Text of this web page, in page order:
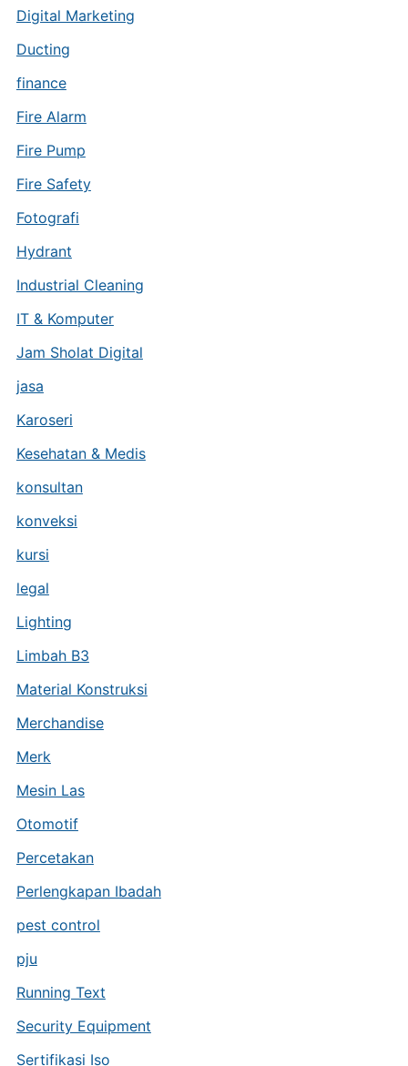
Digital Marketing
Ducting
finance
Fire Alarm
Fire Pump
Fire Safety
Fotografi
Hydrant
Industrial Cleaning
IT & Komputer
Jam Sholat Digital
jasa
Karoseri
Kesehatan & Medis
konsultan
konveksi
kursi
legal
Lighting
Limbah B3
Material Konstruksi
Merchandise
Merk
Mesin Las
Otomotif
Percetakan
Perlengkapan Ibadah
pest control
pju
Running Text
Security Equipment
Sertifikasi Iso